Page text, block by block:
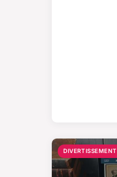
DIVERTISSEMENT